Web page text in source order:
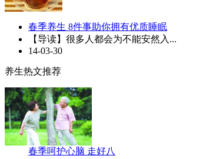
春季养生 8件事助你拥有优质睡眠
【导读】很多人都会为不能安然入...
14-03-30
养生热文推荐
春季呵护心脑 走好八